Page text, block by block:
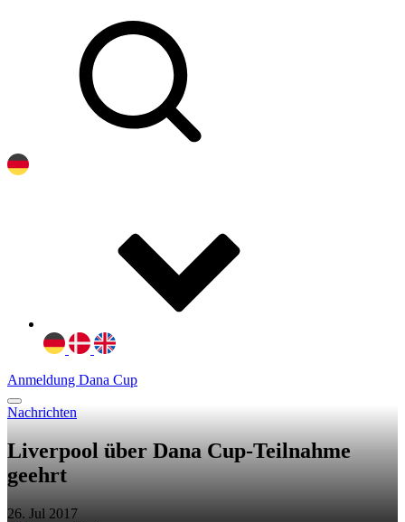
Anmeldung Dana Cup
Nachrichten
Liverpool über Dana Cup-Teilnahme
geehrt
26. Jul 2017